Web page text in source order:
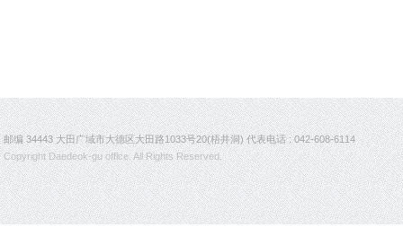
邮编 34443 大田广域市大德区大田路1033号20(梧井洞) 代表电话 : 042-608-6114
Copyright Daedeok-gu office. All Rights Reserved.